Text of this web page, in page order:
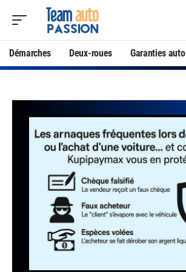
Démarches Deux-roues Garanties auto